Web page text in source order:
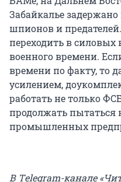
Забайкалье
шпионов и
переходить в силовых
военного времени.
времени по факту, то
усилением,
работать не только
продолжать пытаться
промышленных
В Тelegram-канале